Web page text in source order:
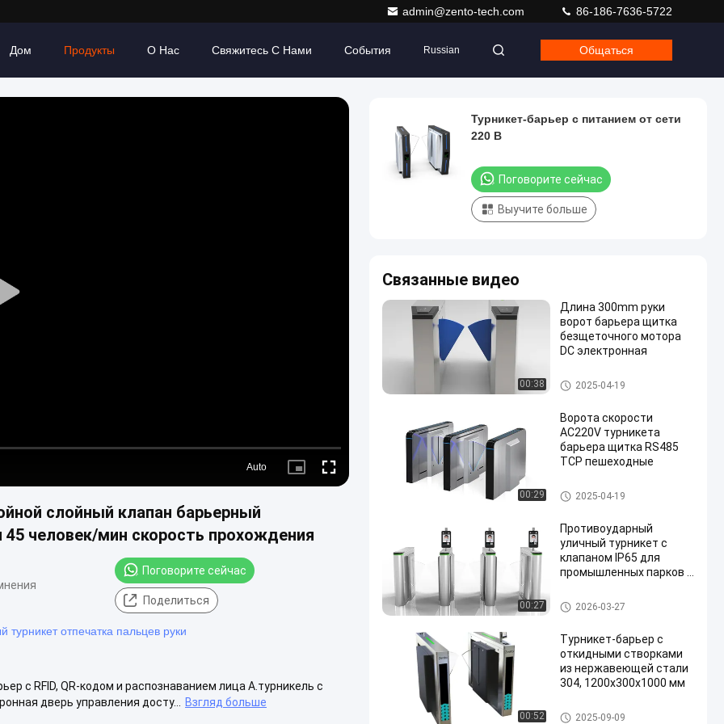
admin@zento-tech.com 86-186-7636-5722
Дом Продукты О Нас Свяжитесь С Нами События Russian Общаться
Play
Auto
Picture- Fullscreen
слойный клапан барьерный
45 человек/мин скорость прохождения
Поговорите сейчас
Поделиться
турникет отпечатка пальцев руки
с RFID, QR-кодом и распознаванием лица А.турникель с
дверь управления досту...
Взгляд больше
Турникет-барьер с питанием от сети
220 В
Поговорите сейчас
Выучите больше
Связанные видео
00:38
Длина 300mm руки
ворот барьера щитка
безщеточного мотора
DC электронная
Откидной барьерный турнике
т
2025-04-19
00:29
Ворота скорости
AC220V турникета
барьера щитка RS485
TCP пешеходные
Откидной барьерный турнике
т
2025-04-19
00:27
Противоударный
уличный турникет с
клапаном IP65 для
промышленных парков |
высокой
проходимостью
Откидной барьерный турнике
т
2026-03-27
00:52
Турникет-барьер с
откидными створками
из нержавеющей стали
304, 1200x300x1000 мм
Откидной барьерный турнике
2025-09-09